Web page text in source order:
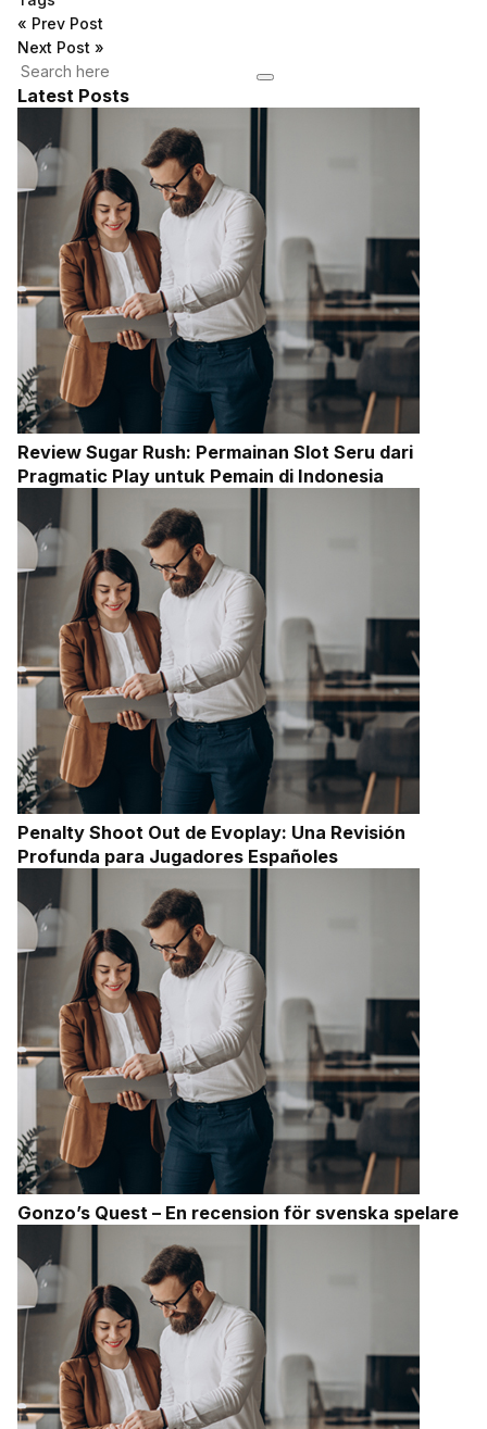
« Prev Post
Next Post »
Latest Posts
Review Sugar Rush: Permainan Slot Seru dari
Pragmatic Play untuk Pemain di Indonesia
Penalty Shoot Out de Evoplay: Una Revisión
Profunda para Jugadores Españoles
Gonzo’s Quest – En recension för svenska spelare